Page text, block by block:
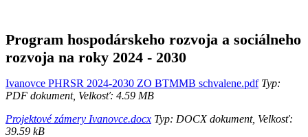
Program hospodárskeho rozvoja a sociálneho
rozvoja na roky 2024 - 2030
Ivanovce PHRSR 2024-2030 ZO BTMMB schvalene.pdfTyp:
PDF dokument, Velkosť: 4.59 MB
Projektové zámery Ivanovce.docx Typ: DOCX dokument, Velkosť:
39.59 kB